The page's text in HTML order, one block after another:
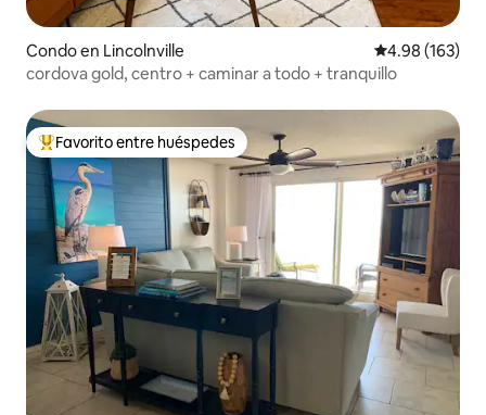
Condo en Lincolnville Calificación
4.98 (163)
cordova gold, centro + caminar a todo + tranquillo
Favorito entre huéspedes preferido
Favorito entre huéspedes